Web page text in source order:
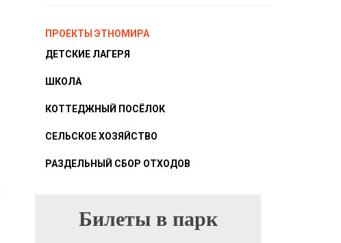
ПРОЕКТЫ ЭТНОМИРА
ДЕТСКИЕ ЛАГЕРЯ
ШКОЛА
КОТТЕДЖНЫЙ ПОСЁЛОК
СЕЛЬСКОЕ ХОЗЯЙСТВО
РАЗДЕЛЬНЫЙ СБОР ОТХОДОВ
БИЛЕТЫ В ПАРК
Билеты в парк